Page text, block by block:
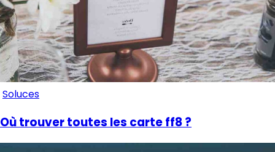
Soluces
Où trouver toutes les carte ff8 ?